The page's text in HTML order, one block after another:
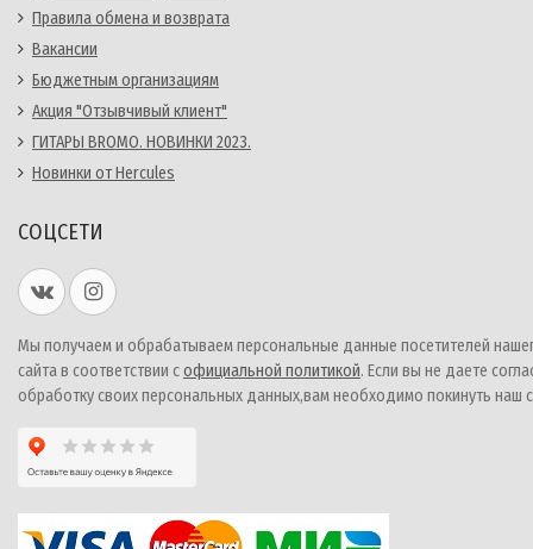
Правила обмена и возврата
Вакансии
Бюджетным организациям
Акция "Отзывчивый клиент"
ГИТАРЫ BROMO. НОВИНКИ 2023.
Новинки от Hercules
СОЦСЕТИ
Мы получаем и обрабатываем персональные данные посетителей
сайта в соответствии софициальной политикой. Если вы не даете
обработку своих персональных данных,вам необходимо покинуть наш